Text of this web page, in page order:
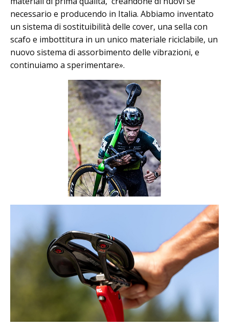
necessario e producendo in Italia. Abbiamo inventato
un sistema di sostituibilità delle cover, una sella con
scafo e imbottitura in un unico materiale riciclabile, un
nuovo sistema di assorbimento delle vibrazioni, e
continuiamo a sperimentare».